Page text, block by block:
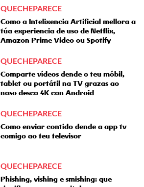
QUECHEPARECE
Como a Intelixencia Artificial mellora a
túa experiencia de uso de Netflix,
Amazon Prime Video ou Spotify
QUECHEPARECE
Comparte vídeos dende o teu móbil,
tablet ou portátil na TV grazas ao
noso desco 4K con Android
QUECHEPARECE
Como enviar contido dende a app tv
comigo ao teu televisor
QUECHEPARECE
Phishing, vishing e smishing: que